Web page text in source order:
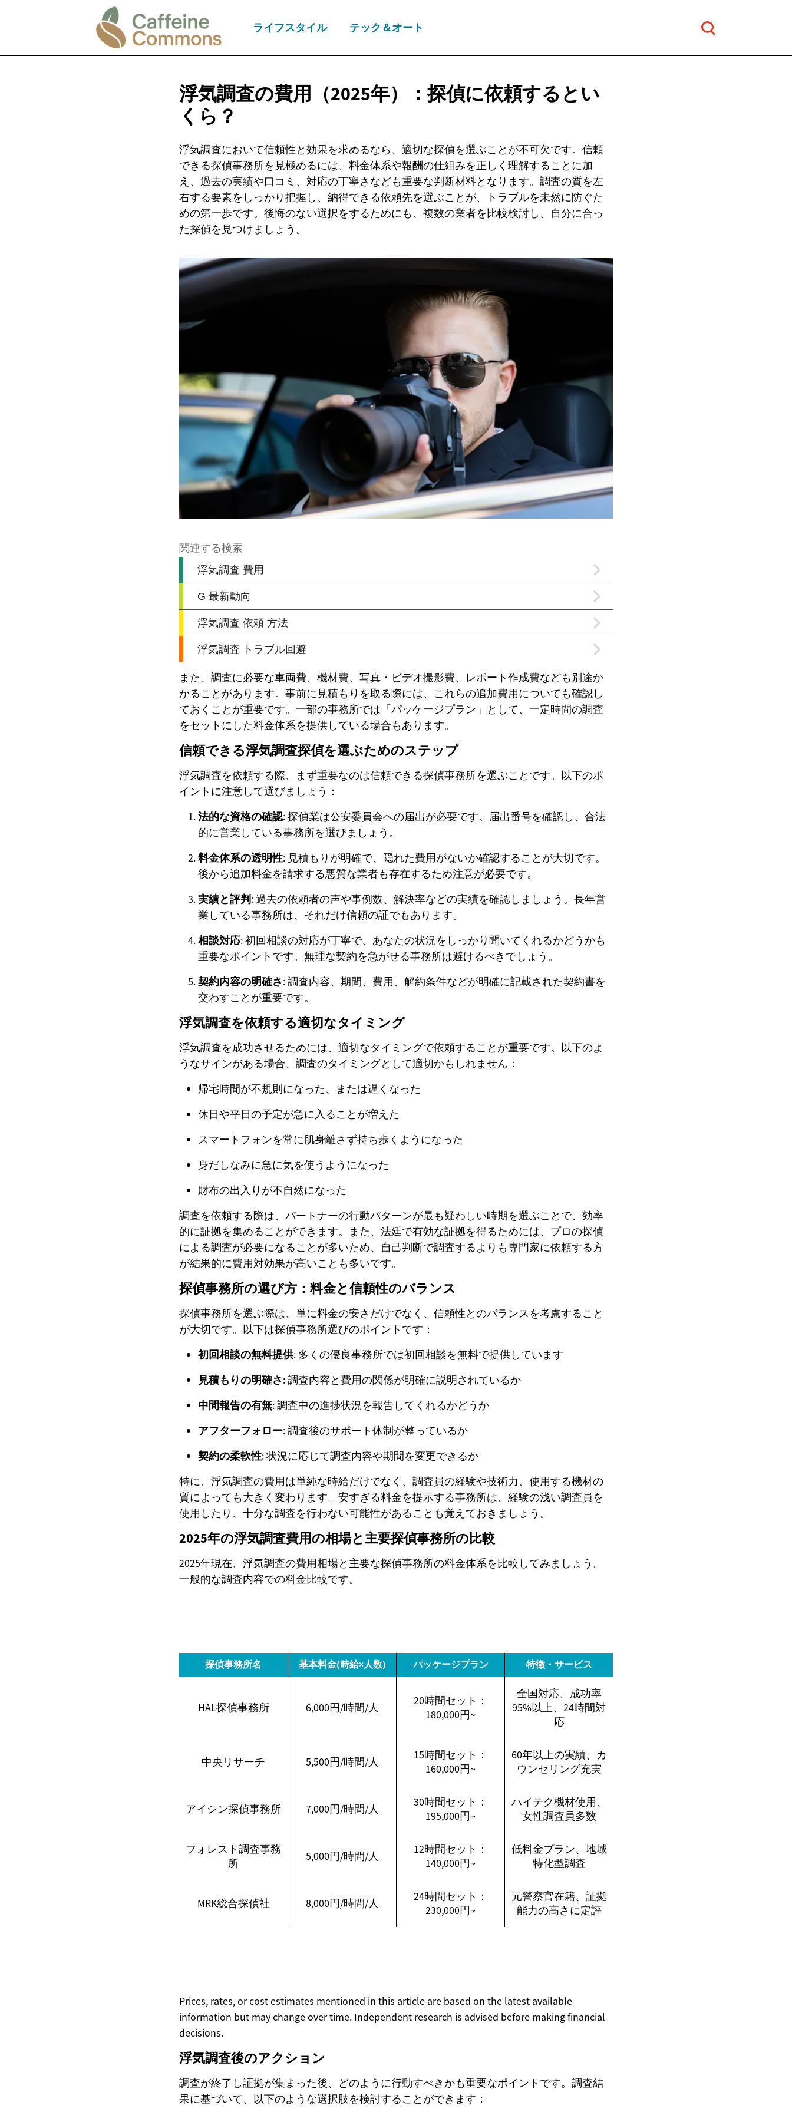
ライフスタイル テック＆オート
浮気調査の費用（2025年）：探偵に依頼するとい
くら？
浮気調査において信頼性と効果を求めるなら、適切な探偵を選ぶことが不可欠です。信頼
できる探偵事務所を見極めるには、料金体系や報酬の仕組みを正しく理解することに加
え、過去の実績や口コミ、対応の丁寧さなども重要な判断材料となります。調査の質を左
右する要素をしっかり把握し、納得できる依頼先を選ぶことが、トラブルを未然に防ぐた
めの第一歩です。後悔のない選択をするためにも、複数の業者を比較検討し、自分に合っ
た探偵を見つけましょう。
また、調査に必要な車両費、機材費、写真・ビデオ撮影費、レポート作成費なども別途か
かることがあります。事前に見積もりを取る際には、これらの追加費用についても確認し
ておくことが重要です。一部の事務所では「パッケージプラン」として、一定時間の調査
をセットにした料金体系を提供している場合もあります。
信頼できる浮気調査探偵を選ぶためのステップ
浮気調査を依頼する際、まず重要なのは信頼できる探偵事務所を選ぶことです。以下のポ
イントに注意して選びましょう：
法的な資格の確認: 探偵業は公安委員会への届出が必要です。届出番号を確認し、合法
的に営業している事務所を選びましょう。
料金体系の透明性: 見積もりが明確で、隠れた費用がないか確認することが大切です。
後から追加料金を請求する悪質な業者も存在するため注意が必要です。
実績と評判 : 過去の依頼者の声や事例数、解決率などの実績を確認しましょう。長年営
業している事務所は、それだけ信頼の証でもあります。
相談対応: 初回相談の対応が丁寧で、あなたの状況をしっかり聞いてくれるかどうかも
重要なポイントです。無理な契約を急がせる事務所は避けるべきでしょう。
契約内容の明確さ: 調査内容、期間、費用、解約条件などが明確に記載された契約書を
交わすことが重要です。
浮気調査を依頼する適切なタイミング
浮気調査を成功させるためには、適切なタイミングで依頼することが重要です。以下のよ
うなサインがある場合、調査のタイミングとして適切かもしれません：
帰宅時間が不規則になった、または遅くなった
休日や平日の予定が急に入ることが増えた
スマートフォンを常に肌身離さず持ち歩くようになった
身だしなみに急に気を使うようになった
財布の出入りが不自然になった
調査を依頼する際は、パートナーの行動パターンが最も疑わしい時期を選ぶことで、効率
的に証拠を集めることができます。また、法廷で有効な証拠を得るためには、プロの探偵
による調査が必要になることが多いため、自己判断で調査するよりも専門家に依頼する方
が結果的に費用対効果が高いことも多いです。
探偵事務所の選び方：料金と信頼性のバランス
探偵事務所を選ぶ際は、単に料金の安さだけでなく、信頼性とのバランスを考慮すること
が大切です。以下は探偵事務所選びのポイントです：
初回相談の無料提供: 多くの優良事務所では初回相談を無料で提供しています
見積もりの明確さ: 調査内容と費用の関係が明確に説明されているか
中間報告の有無: 調査中の進捗状況を報告してくれるかどうか
アフターフォロー: 調査後のサポート体制が整っているか
契約の柔軟性: 状況に応じて調査内容や期間を変更できるか
特に、浮気調査の費用は単純な時給だけでなく、調査員の経験や技術力、使用する機材の
質によっても大きく変わります。安すぎる料金を提示する事務所は、経験の浅い調査員を
使用したり、十分な調査を行わない可能性があることも覚えておきましょう。
2025年の浮気調査費用の相場と主要探偵事務所の比較
2025年現在、浮気調査の費用相場と主要な探偵事務所の料金体系を比較してみましょう。
一般的な調査内容での料金比較です。
探偵事務所名 基本料金(時給×人数) パッケージプラン 特徴・サービス
HAL探偵事務所 6,000円/時間/人
20時間セット：
180,000円~
全国対応、成功率
95%以上、24時間対
応
中央リサーチ 5,500円/時間/人
15時間セット：
160,000円~
60年以上の実績、カ
ウンセリング充実
アイシン探偵事務所 7,000円/時間/人
30時間セット：
195,000円~
ハイテク機材使用、
女性調査員多数
フォレスト調査事務
所
5,000円/時間/人
12時間セット：
140,000円~
低料金プラン、地域
特化型調査
MRK総合探偵社 8,000円/時間/人
24時間セット：
230,000円~
元警察官在籍、証拠
能力の高さに定評
Prices, rates, or cost estimates mentioned in this article are based on the latest available
information but may change over time. Independent research is advised before making financial
decisions.
浮気調査後のアクション
調査が終了し証拠が集まった後、どのように行動すべきかも重要なポイントです。調査結
果に基づいて、以下のような選択肢を検討することができます：